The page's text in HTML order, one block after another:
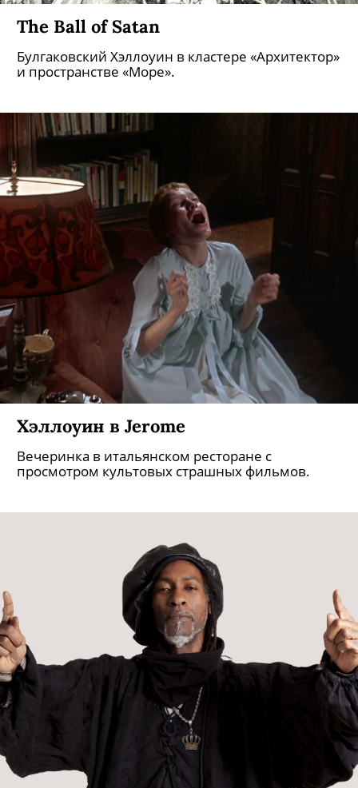
The Ball of Satan
Булгаковский Хэллоуин в кластере «Архитектор»
и пространстве «Море».
Хэллоуин в Jerome
Вечеринка в итальянском ресторане с
просмотром культовых страшных фильмов.